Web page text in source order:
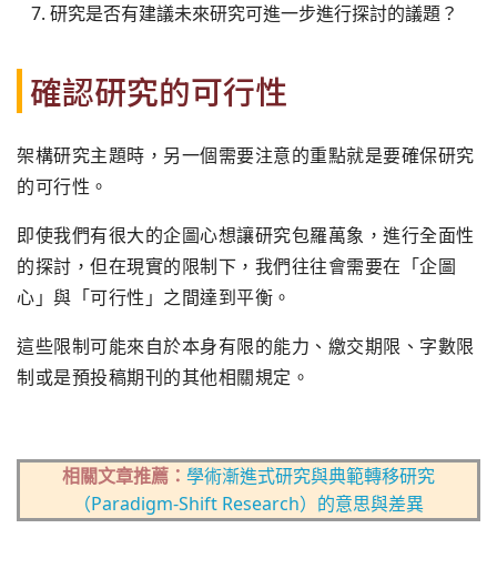
研究是否有建議未來研究可進一步進行探討的議題？
確認研究的可行性
架構研究主題時，另一個需要注意的重點就是要確保研究
的可行性。
即使我們有很大的企圖心想讓研究包羅萬象，進行全面性
的探討，但在現實的限制下，我們往往會需要在「企圖
心」與「可行性」之間達到平衡。
這些限制可能來自於本身有限的能力、繳交期限、字數限
制或是預投稿期刊的其他相關規定。
相關文章推薦： 學術漸進式研究與典範轉移研究
（Paradigm-Shift Research）的意思與差異